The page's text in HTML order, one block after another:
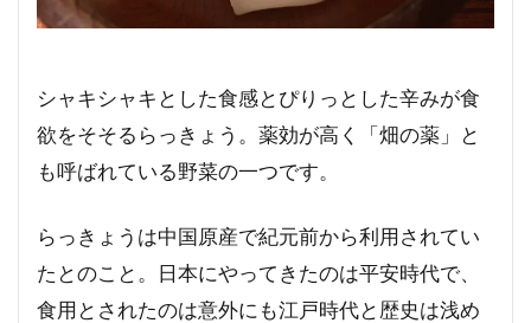
シャキシャキとした食感とぴりっとした辛みが食
欲をそそるらっきょう。薬効が高く「畑の薬」と
も呼ばれている野菜の一つです。
らっきょうは中国原産で紀元前から利用されてい
たとのこと。日本にやってきたのは平安時代で、
食用とされたのは意外にも江戸時代と歴史は浅め